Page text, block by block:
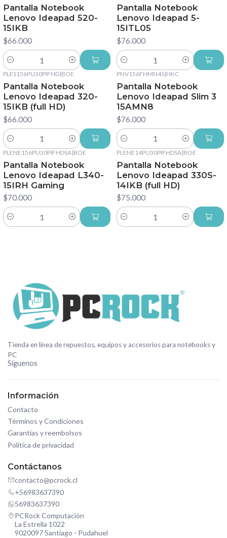
Pantalla Notebook
Lenovo Ideapad 520-
15IKB
$66.000
Cantidad
Pantalla Notebook
Lenovo Ideapad 5-
15ITL05
$76.000
Cantidad
PLES156PU30PIFHD|BOE
Pantalla Notebook
Lenovo Ideapad 320-
15IKB (full HD)
$66.000
Cantidad
PNV156FHMN4S|HKC
Pantalla Notebook
Lenovo Ideapad Slim 3
15AMN8
$76.000
Cantidad
PLENE156PU30PIFHDSA|BOE
Pantalla Notebook
Lenovo Ideapad L340-
15IRH Gaming
$70.000
Cantidad
PLENE14PU30PIFHDSA|BOE
Pantalla Notebook
Lenovo Ideapad 330S-
14IKB (full HD)
$75.000
Cantidad
Tienda en línea de repuestos, equipos y accesorios para notebooks y
PC
Síguenos
Información
Contacto
Términos y Condiciones
Garantías y reembolsos
Política de privacidad
Contáctanos
contacto@pcrock.cl
+56983637390
56983637390
PCRock Computación
La Estrella 1022
9020097 Santiago - Pudahuel